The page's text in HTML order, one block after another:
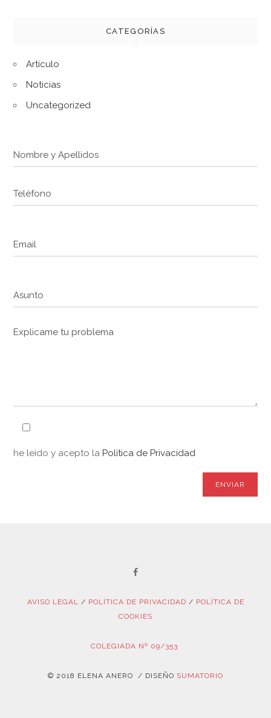
CATEGORÍAS
Artículo
Noticias
Uncategorized
he leído y acepto la Política de Privacidad
AVISO LEGAL / POLÍTICA DE PRIVACIDAD / POLÍTICA DE
COOKIES
COLEGIADA Nº 09/353
© 2018 ELENA ANERO / DISEÑO SUMATORIO